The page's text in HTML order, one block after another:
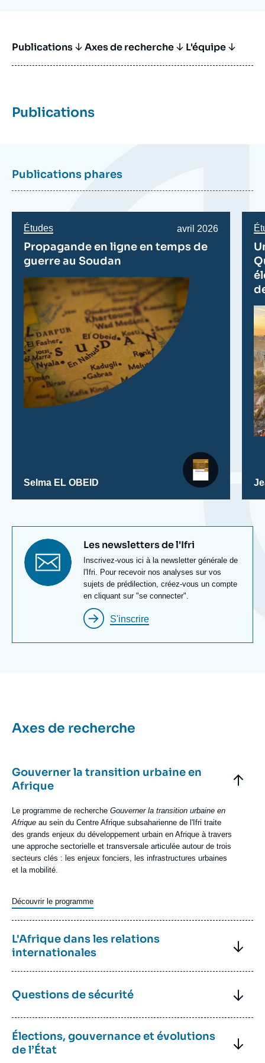
Publications Titre Bloc Axe
Axes de recherche L'équipe
Publications
Publications phares
Études
Date
publication
avril 2026
Propagande en ligne en temps de
guerre au Soudan
Selma EL OBEID
Titre
newsletter
Les newsletters de l'Ifri
Texte
Newsletter
Inscrivez-vous ici à la newsletter générale de
l'Ifri. Pour recevoir nos analyses sur vos
sujets de prédilection, créez-vous un compte
en cliquant sur "se connecter".
S'inscrire
Titre
Axes de recherche
Axes
de
recherche
Titre
Axe
recherche
Gouverner la transition urbaine en
Afrique
Texte
Axe
de
recherche
Le programme de recherche Gouverner la transition urbaine en
Afrique au sein du Centre Afrique subsaharienne de l'Ifri traite
des grands enjeux du développement urbain en Afrique à travers
une approche sectorielle et transversale articulée autour de trois
secteurs clés : les enjeux fonciers, les infrastructures urbaines
et la mobilité.
Découvrir le programme
Axe
de
recherche
de
gens
dans
rue
Afrique
(c)
Titre
Axe
L'Afrique dans les relations
internationales
Axe
de
sein du Centre Afrique subsaharienne de l’Ifri analyse les
politiques africaines mises en place par les partenaires
Image
L'Organisation
Titre
de
recherche
Questions de sécurité
Axe
de
Afrique subsaharienne de l'Ifri examine les enjeux sécuritaires au
Sahel et dans la région des Grands Lacs en traitant notamment
Titre
Axe
Élections, gouvernance et évolutions
de l’État